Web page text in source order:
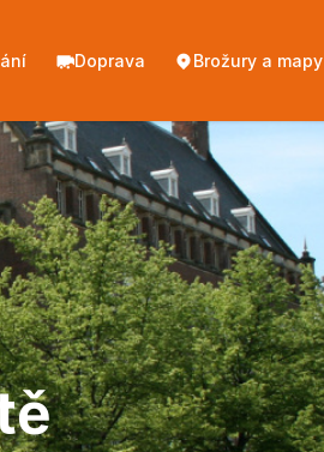
Doprava Brožury a mapy